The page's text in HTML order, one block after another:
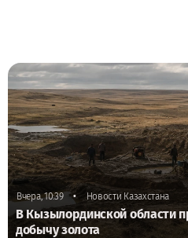
Вчера, 10:39 • Новости Казахстана
В Кызылординской области
добычу золота